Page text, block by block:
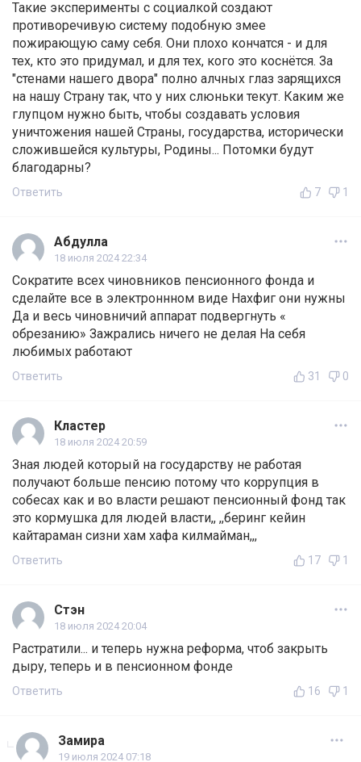
Такие эксперименты с социалкой создают
противоречивую систему подобную змее
пожирающую саму себя. Они плохо кончатся - и для
тех, кто это придумал, и для тех, кого это коснётся. За
"стенами нашего двора" полно алчных глаз зарящихся
на нашу Страну так, что у них слюньки текут. Каким же
глупцом нужно быть, чтобы создавать условия
уничтожения нашей Страны, государства, исторически
сложившейся культуры, Родины... Потомки будут
благодарны?
Ответить 7 1
Абдулла
18 июля 2024 22:34
Сократите всех чиновников пенсионного фонда и
сделайте все в электроннном виде Нахфиг они нужны
Да и весь чиновничий аппарат подвергнуть «
обрезанию» Зажрались ничего не делая На себя
любимых работают
Ответить 31 0
Кластер
18 июля 2024 20:59
Зная людей который на государству не работая
получают больше пенсию потому что коррупция в
собесах как и во власти решают пенсионный фонд так
это кормушка для людей власти,, ,,беринг кейин
кайтараман сизни хам хафа килмайман,,,
Ответить 17 1
Стэн
18 июля 2024 20:04
Растратили... и теперь нужна реформа, чтоб закрыть
дыру, теперь и в пенсионном фонде
Ответить 16 1
Замира
19 июля 2024 07:18